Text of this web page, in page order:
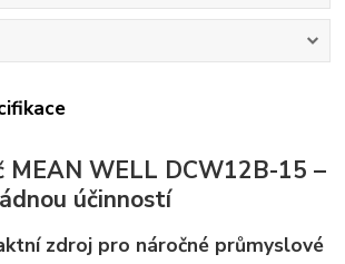
MEAN WELL DCW12B-15 –
účinností
zdroj pro náročné průmyslové